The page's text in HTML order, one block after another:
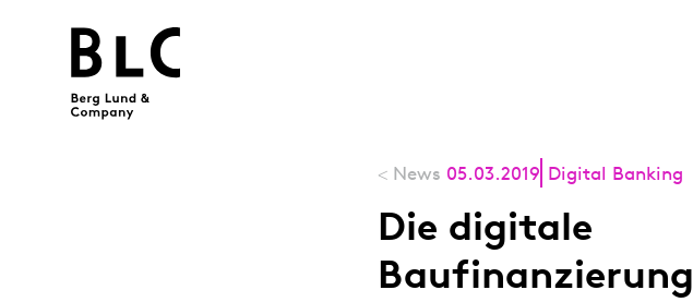
< News 05.03.2019 Digital Banking
Die digitale
Baufinanzierung